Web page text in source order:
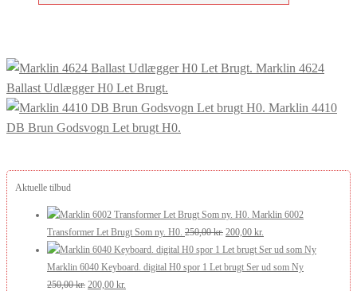
Marklin 4624
Ballast Udlægger H0 Let Brugt.
Marklin 4410
DB Brun Godsvogn Let brugt H0.
Aktuelle tilbud
Marklin 6002
Transformer Let Brugt Som ny. H0. 250,00kr. Den
oprindelige
pris
200,00 kr.
aktuelle
pris
Marklin 6040 Keyboard. digital H0 spor 1 Let brugt Ser ud som Ny
250,00kr. Den
200,00 kr.